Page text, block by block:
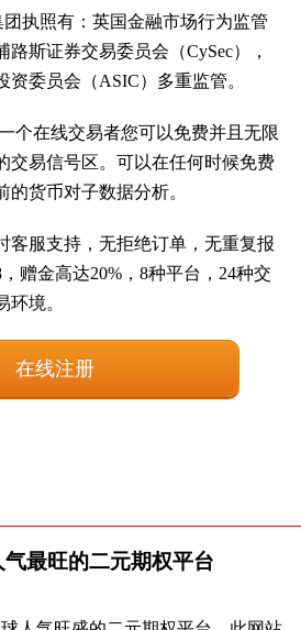
执照有：英国金融市场行为监管
路斯证券交易委员会（CySec），
资委员会（ASIC）多重监管。
个在线交易者您可以免费并且无限
交易信号区。可以在任何时候免费
的货币对子数据分析。
客服支持，无拒绝订单，无重复报
赠金高达20%，8种平台，24种交
环境。
在线注册
最旺的二元期权平台